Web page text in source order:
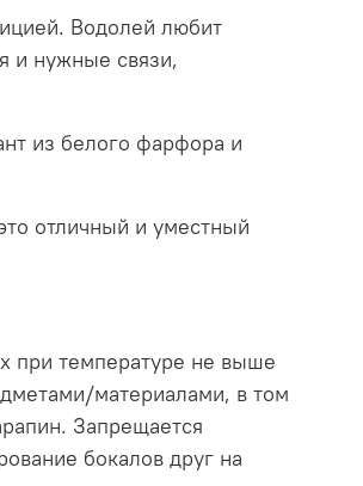
Водолей любит
и нужные связи,
из белого фарфора и
отличный и уместный
при температуре не выше
материалами, в том
Запрещается
бокалов друг на